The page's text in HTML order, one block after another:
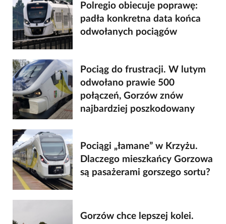
Polregio obiecuje poprawę:
padła konkretna data końca
odwołanych pociągów
Pociąg do frustracji. W lutym
odwołano prawie 500
połączeń, Gorzów znów
najbardziej poszkodowany
Pociągi „łamane” w Krzyżu.
Dlaczego mieszkańcy Gorzowa
są pasażerami gorszego sortu?
Gorzów chce lepszej kolei.